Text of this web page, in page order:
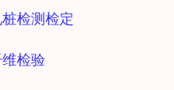
检测检定
检验